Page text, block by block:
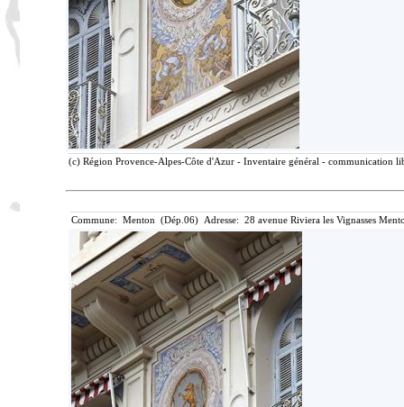
(c) Région Provence-Alpes-Côte d'Azur - Inventaire général - communication
Commune: Menton (Dép.06) Adresse: 28 avenue Riviera les Vignasses